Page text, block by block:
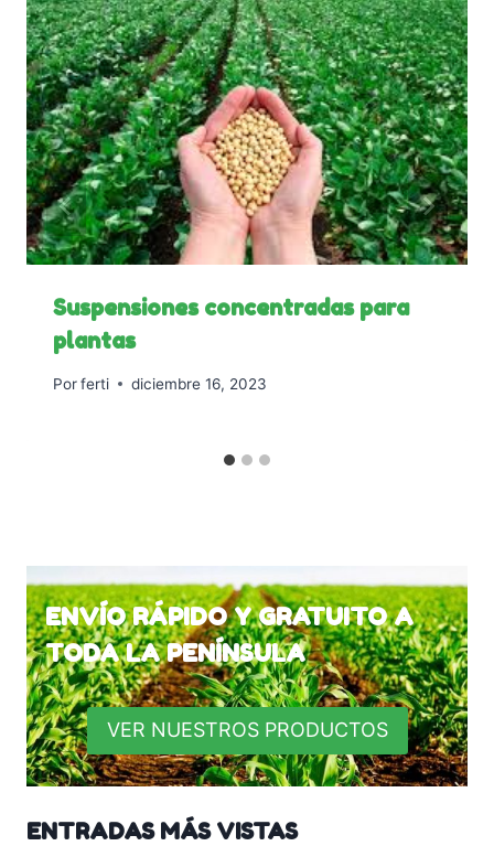
Suspensiones concentradas para
plantas
Porferti diciembre 16, 2023
ENVÍO RÁPIDO Y GRATUITO A
TODA LA PENÍNSULA
VER NUESTROS PRODUCTOS
ENTRADAS MÁS VISTAS